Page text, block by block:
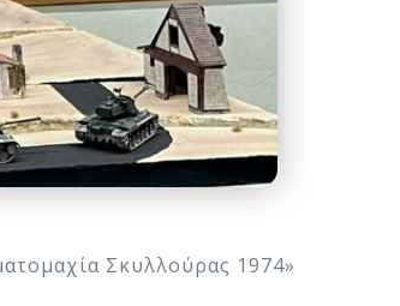
Σκυλλούρας 1974»